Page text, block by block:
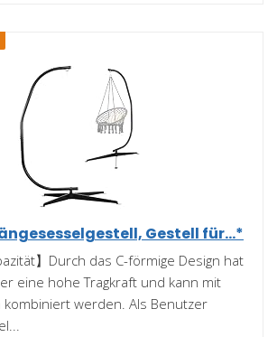
Gestell für...*
】Durch das C-förmige Design hat
eine hohe Tragkraft und kann mit
kombiniert werden. Als Benutzer